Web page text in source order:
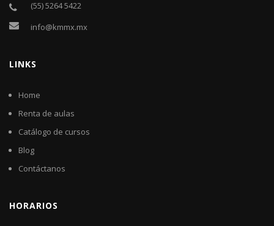
(55) 5264 5422
info@kmmx.mx
LINKS
Home
Renta de aulas
Catálogo de cursos
Blog
Contáctanos
HORARIOS